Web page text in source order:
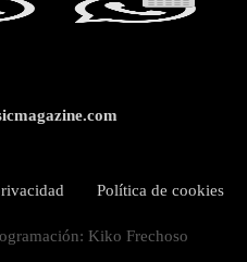
Política de cookies
Kiko Frechoso